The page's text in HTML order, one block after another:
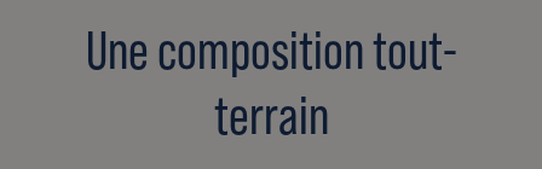
Une composition tout-
terrain